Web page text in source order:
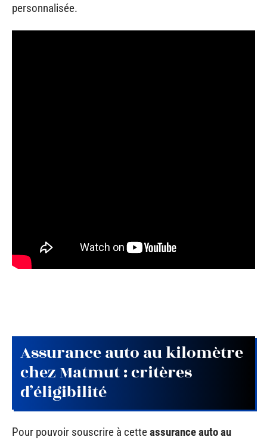
personnalisée.
Assurance auto au kilomètre
chez Matmut : critères
d’éligibilité
Pour pouvoir souscrire à cetteassurance auto au